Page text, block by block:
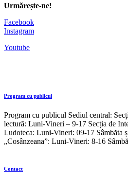
Urmărește-ne!
Facebook
Instagram
Youtube
Program cu publicul
Program cu publicul Sediul central:
lectură: Luni-Vineri – 9-17 Secția de
Ludoteca: Luni-Vineri: 09-17 Sâmbăta
„Cosânzeana”: Luni-Vineri: 8-16
Contact